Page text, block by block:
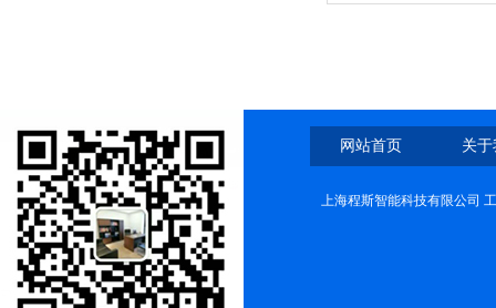
网站首页 关
上海程斯智能科技有限公司